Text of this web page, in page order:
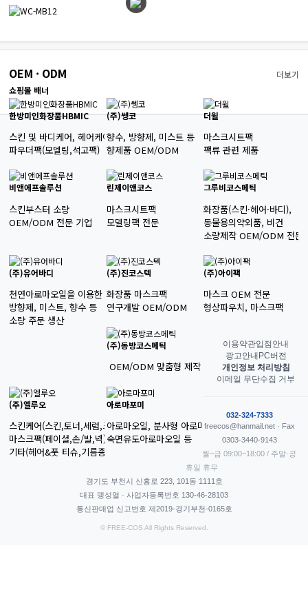
OEM · ODM
더보기
쇼핑몰 배너
한방미인화장품HBMIC
스킨 및 바디케어, 헤어케어
파우더팩(모델링,석고팩)
(주)쎙코
향수, 방향제, 미스트 등
향제품 OEM/ODM
더윌
마스크시트팩
팩류 관련 제품
비앤에프솔루션
스킨부스터 소량
OEM/ODM 전문 기업
린제이앤코스
마스크시트팩
모델링팩 전문
그루비코스메틱
화장품(스킨·헤어·바디),
동물용의약외품, 비건
소량제작 OEM/ODM 전문
(주)유어바디
천연아로마오일을 이용한 화장품
방향제, 미스트, 향수 등
소량 주문 생산
(주)진코스텍
화장품 마스크팩
연구개발 OEM/ODM
(주)아이팩
마스크 OEM 전문
형상파우치, 마스크팩
(주)동방코스메틱
OEM/ODM 맞춤형 제작
(주)엘루오
스킨케어(스킨,토너,세럼,크림)
마스크팩(페이셜,손/발,넥)
기타(헤어&풋 티슈,기름종이)
아로마포미
아로마오일, 분사형 아로마 오일
숙면유도아로마오일 등
이용약관입점안내
광고안내PC버전
개인정보 처리방침
이메일 무단수집 거부
032-324-7333
freecos@hanmail.net · Fax
0303-3440-9143
월~금 09:00~18:00 / 주말·공
휴일 휴무
경기도 부천시 신흥로 223, 101동 1111호
대표 맹성열 · 사업자등록번호 130-46-28103
통신판매업 신고번호 제2019-경기부천-0165호
© FREE-COS All Rights Reserved.